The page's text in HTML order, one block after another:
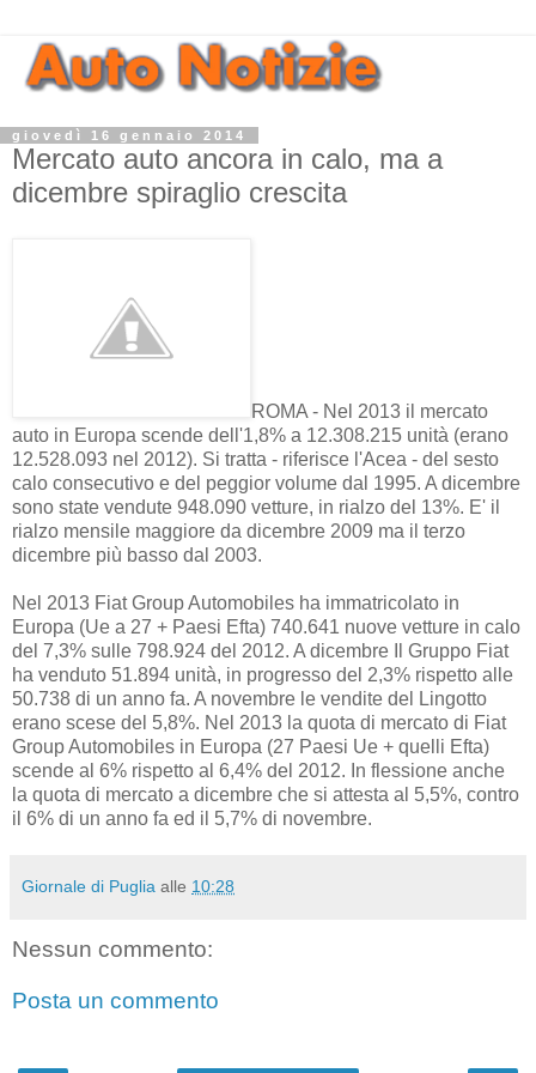
giovedì 16 gennaio 2014
Mercato auto ancora in calo, ma a
dicembre spiraglio crescita
ROMA - Nel 2013 il mercato
auto in Europa scende dell'1,8% a 12.308.215 unità (erano
12.528.093 nel 2012). Si tratta - riferisce l'Acea - del sesto
calo consecutivo e del peggior volume dal 1995. A dicembre
sono state vendute 948.090 vetture, in rialzo del 13%. E' il
rialzo mensile maggiore da dicembre 2009 ma il terzo
dicembre più basso dal 2003.
Nel 2013 Fiat Group Automobiles ha immatricolato in
Europa (Ue a 27 + Paesi Efta) 740.641 nuove vetture in calo
del 7,3% sulle 798.924 del 2012. A dicembre Il Gruppo Fiat
ha venduto 51.894 unità, in progresso del 2,3% rispetto alle
50.738 di un anno fa. A novembre le vendite del Lingotto
erano scese del 5,8%. Nel 2013 la quota di mercato di Fiat
Group Automobiles in Europa (27 Paesi Ue + quelli Efta)
scende al 6% rispetto al 6,4% del 2012. In flessione anche
la quota di mercato a dicembre che si attesta al 5,5%, contro
il 6% di un anno fa ed il 5,7% di novembre.
Giornale di Puglia alle 10:28
Nessun commento:
Posta un commento